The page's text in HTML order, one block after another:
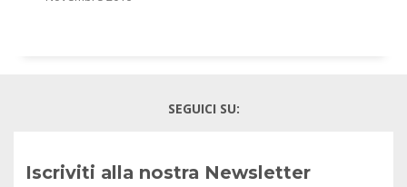
SEGUICI SU:
Iscriviti alla nostra Newsletter